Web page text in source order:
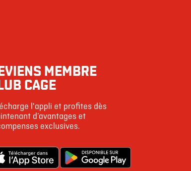
MEMBRE
CAGE
l'appli et profites dès
d’avantages et
exclusives.